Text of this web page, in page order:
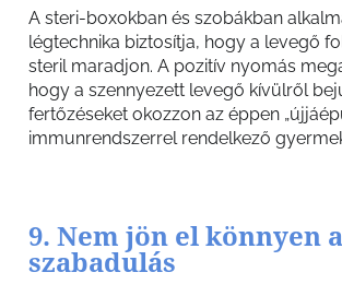
A steri-boxokban és szobákban
légtechnika biztosítja, hogy a levegő
steril maradjon. A pozitív nyomás
hogy a szennyezett levegő kívülről
fertőzéseket okozzon az éppen
immunrendszerrel rendelkező
9. Nem jön el könnyen a
szabadulás